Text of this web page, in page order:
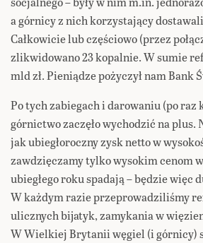
a górnicy z nich korzystający dostawali
Całkowicie lub częściowo (przez
zlikwidowano 23 kopalnie. W sumie
mld zł. Pieniądze pożyczył nam Bank
Po tych zabiegach i darowaniu (po raz
górnictwo zaczęło wychodzić na plus.
jak ubiegłoroczny zysk netto w
zawdzięczamy tylko wysokim cenom
ubiegłego roku spadają – będzie więc
W każdym razie przeprowadziliśmy
ulicznych bijatyk, zamykania w
W Wielkiej Brytanii węgiel (i górnicy)